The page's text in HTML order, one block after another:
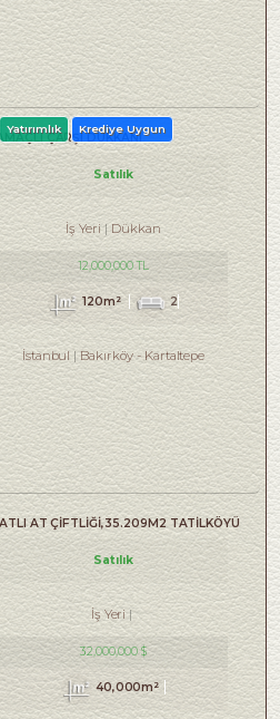
ÇARŞI DÜKKANI
Yatırımlık Krediye Uygun
Satılık
İş Yeri Dükkan
12,000,000 TL
120m² 2
İstanbul Bakırköy- Kartaltepe
AT ÇIFTLIĞI,35.209M2 TATILKÖYÜ
Satılık
İş Yeri
32,000,000 $
40,000m²